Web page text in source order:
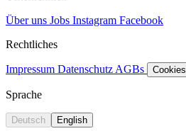
Über uns Jobs Instagram Facebook
Rechtliches
Impressum Datenschutz AGBs Cookies
Sprache
Deutsch English